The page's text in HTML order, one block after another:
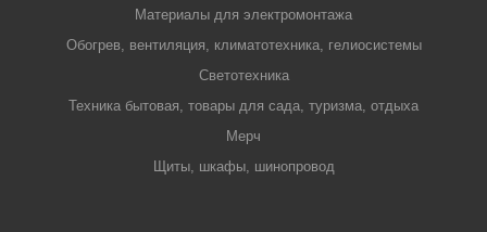
Материалы для электромонтажа
Обогрев, вентиляция, климатотехника, гелиосистемы
Светотехника
Техника бытовая, товары для сада, туризма, отдыха
Мерч
Щиты, шкафы, шинопровод